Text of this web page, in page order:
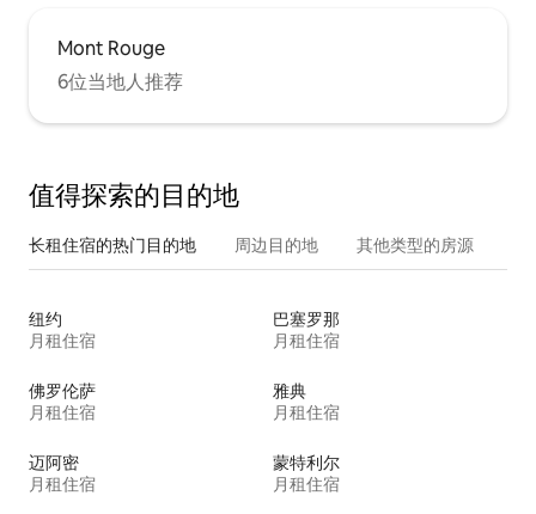
Mont Rouge
6位当地人推荐
值得探索的目的地
长租住宿的热门目的地 周边目的地 其他类型的房源
纽约
月租住宿
巴塞罗那
月租住宿
佛罗伦萨
月租住宿
雅典
月租住宿
迈阿密
月租住宿
蒙特利尔
月租住宿